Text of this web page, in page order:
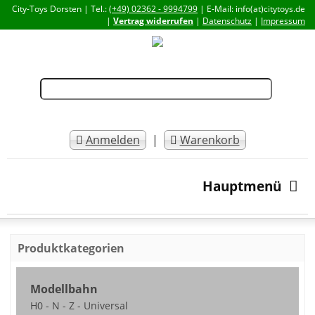
City-Toys Dorsten | Tel.:(+49) 02362 - 9994799 | E-Mail: info(at)citytoys.de
| Vertrag widerrufen | Datenschutz | Impressum
Anmelden | Warenkorb
Hauptmenü
Produktkategorien
Modellbahn
H0 - N - Z - Universal